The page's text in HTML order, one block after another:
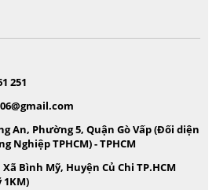
251
An, Phường 5, Quận Gò Vấp (Đối diện
Nghiệp TPHCM) - TPHCM
Bình Mỹ, Huyện Củ Chi TP.HCM
1KM)